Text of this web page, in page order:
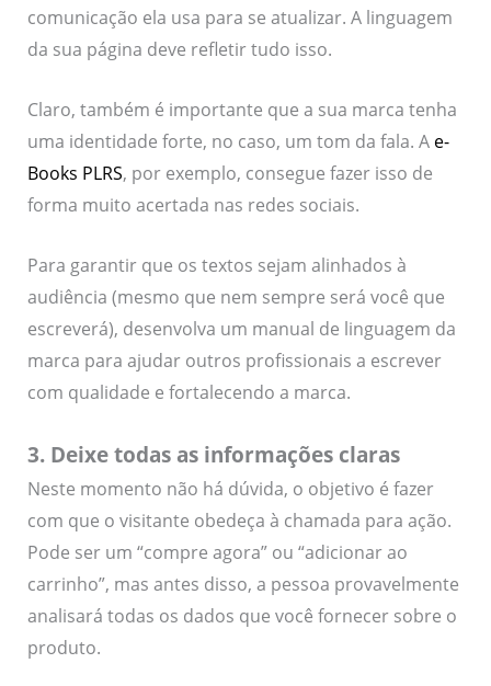
comunicação ela usa para se atualizar. A linguagem
da sua página deve refletir tudo isso.
Claro, também é importante que a sua marca tenha
uma identidade forte, no caso, um tom da fala. A e-
Books PLRS, por exemplo, consegue fazer isso de
forma muito acertada nas redes sociais.
Para garantir que os textos sejam alinhados à
audiência (mesmo que nem sempre será você que
escreverá), desenvolva um manual de linguagem da
marca para ajudar outros profissionais a escrever
com qualidade e fortalecendo a marca.
3. Deixe todas as informações claras
Neste momento não há dúvida, o objetivo é fazer
com que o visitante obedeça à chamada para ação.
Pode ser um “compre agora” ou “adicionar ao
carrinho”, mas antes disso, a pessoa provavelmente
analisará todas os dados que você fornecer sobre o
produto.